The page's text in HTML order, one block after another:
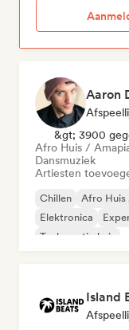
&gt; 3900
Afro Huis /
Dansmuziek
Artiesten
Chillen Afro Huis
Elektronica
Toekomstig huis
Island